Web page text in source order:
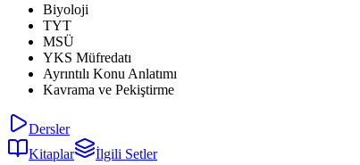
Biyoloji
TYT
MSÜ
YKS Müfredatı
Ayrıntılı Konu Anlatımı
Kavrama ve Pekiştirme
Dersler
Kitaplar
İlgili Setler